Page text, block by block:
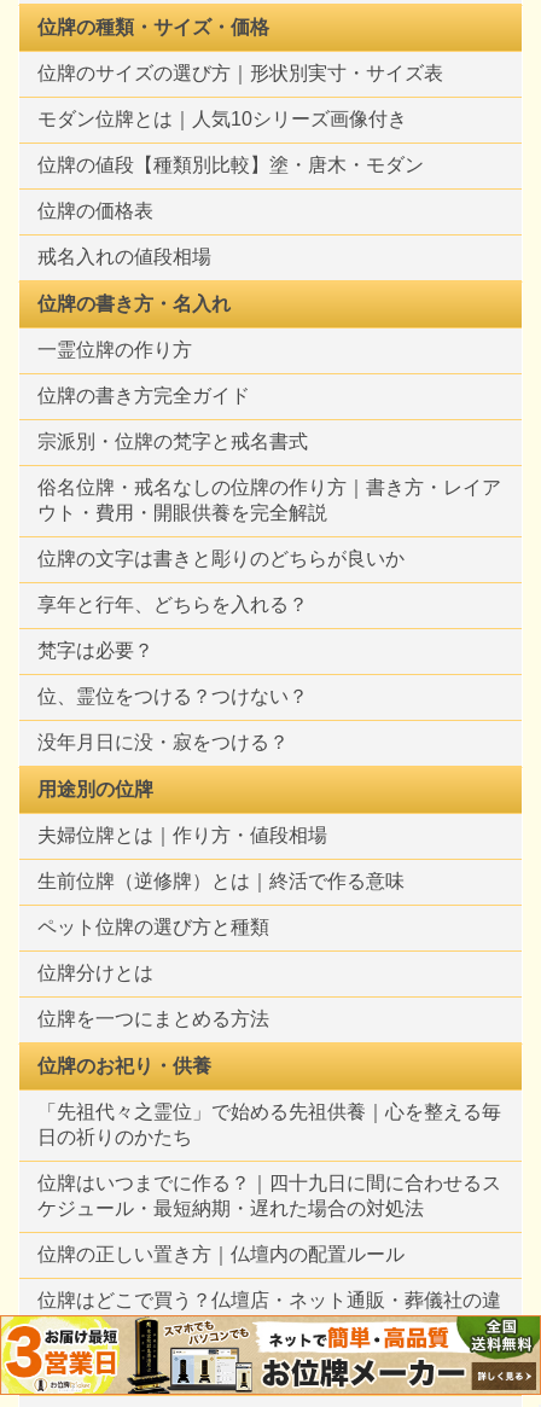
位牌の種類・サイズ・価格
位牌のサイズの選び方｜形状別実寸・サイズ表
モダン位牌とは｜人気10シリーズ画像付き
位牌の値段【種類別比較】塗・唐木・モダン
位牌の価格表
戒名入れの値段相場
位牌の書き方・名入れ
一霊位牌の作り方
位牌の書き方完全ガイド
宗派別・位牌の梵字と戒名書式
俗名位牌・戒名なしの位牌の作り方｜書き方・レイア
ウト・費用・開眼供養を完全解説
位牌の文字は書きと彫りのどちらが良いか
享年と行年、どちらを入れる？
梵字は必要？
位、霊位をつける？つけない？
没年月日に没・寂をつける？
用途別の位牌
夫婦位牌とは｜作り方・値段相場
生前位牌（逆修牌）とは｜終活で作る意味
ペット位牌の選び方と種類
位牌分けとは
位牌を一つにまとめる方法
位牌のお祀り・供養
「先祖代々之霊位」で始める先祖供養｜心を整える毎
日の祈りのかたち
位牌はいつまでに作る？｜四十九日に間に合わせるス
ケジュール・最短納期・遅れた場合の対処法
位牌の正しい置き方｜仏壇内の配置ルール
位牌はどこで買う？仏壇店・ネット通販・葬儀社の違
いと買えない場所【仏壇修復業者が解説】
位牌の持ち運び方｜風呂敷の包み方